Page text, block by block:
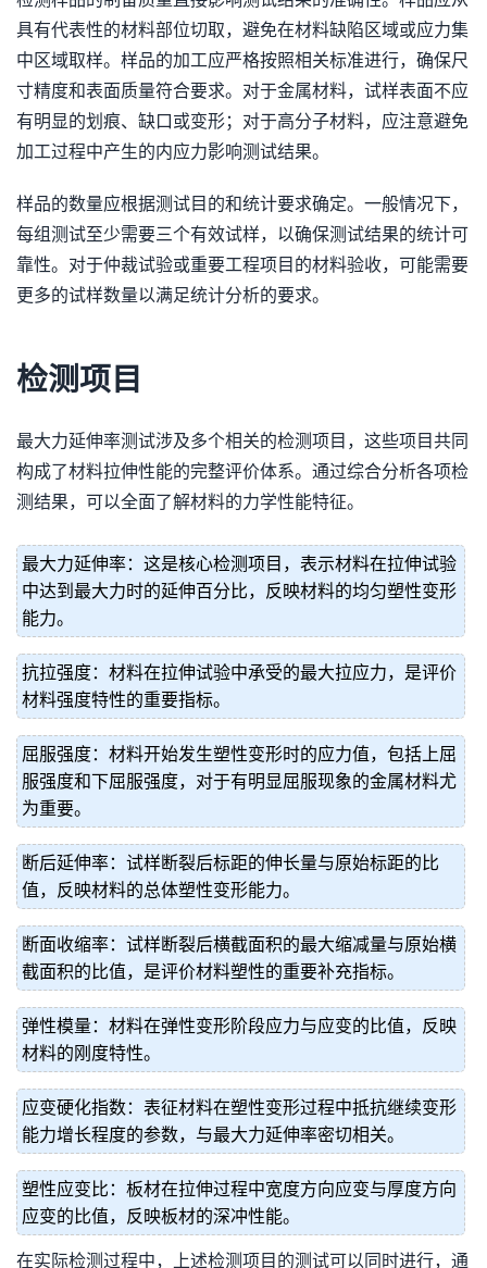
具有代表性的材料部位切取，避免在材料缺陷区域或应力集
中区域取样。样品的加工应严格按照相关标准进行，确保尺
寸精度和表面质量符合要求。对于金属材料，试样表面不应
有明显的划痕、缺口或变形；对于高分子材料，应注意避免
加工过程中产生的内应力影响测试结果。
样品的数量应根据测试目的和统计要求确定。一般情况下，
每组测试至少需要三个有效试样，以确保测试结果的统计可
靠性。对于仲裁试验或重要工程项目的材料验收，可能需要
更多的试样数量以满足统计分析的要求。
检测项目
最大力延伸率测试涉及多个相关的检测项目，这些项目共同
构成了材料拉伸性能的完整评价体系。通过综合分析各项检
测结果，可以全面了解材料的力学性能特征。
最大力延伸率：这是核心检测项目，表示材料在拉伸试验
中达到最大力时的延伸百分比，反映材料的均匀塑性变形
能力。
抗拉强度：材料在拉伸试验中承受的最大拉应力，是评价
材料强度特性的重要指标。
屈服强度：材料开始发生塑性变形时的应力值，包括上屈
服强度和下屈服强度，对于有明显屈服现象的金属材料尤
为重要。
断后延伸率：试样断裂后标距的伸长量与原始标距的比
值，反映材料的总体塑性变形能力。
断面收缩率：试样断裂后横截面积的最大缩减量与原始横
截面积的比值，是评价材料塑性的重要补充指标。
弹性模量：材料在弹性变形阶段应力与应变的比值，反映
材料的刚度特性。
应变硬化指数：表征材料在塑性变形过程中抵抗继续变形
能力增长程度的参数，与最大力延伸率密切相关。
塑性应变比：板材在拉伸过程中宽度方向应变与厚度方向
应变的比值，反映板材的深冲性能。
在实际检测过程中，上述检测项目的测试可以同时进行，通